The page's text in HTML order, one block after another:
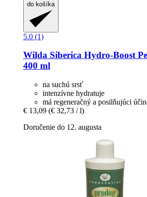
do košíka
5.0 (1)
Wilda Siberica Hydro-​Boost
400 ml
na suchú srsť
intenzívne hydratuje
má regeneračný a posilňujúci
€ 13,09 (€ 32,73 / l)
Doručenie do 12. augusta